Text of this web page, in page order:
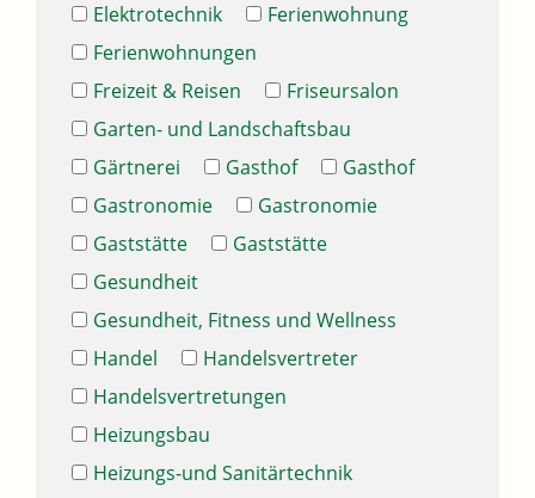
Elektrotechnik
Ferienwohnung
Ferienwohnungen
Freizeit & Reisen
Friseursalon
Garten- und Landschaftsbau
Gärtnerei
Gasthof
Gasthof
Gastronomie
Gastronomie
Gaststätte
Gaststätte
Gesundheit
Gesundheit, Fitness und Wellness
Handel
Handelsvertreter
Handelsvertretungen
Heizungsbau
Heizungs-und Sanitärtechnik